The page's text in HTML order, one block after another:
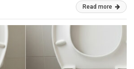
Read more